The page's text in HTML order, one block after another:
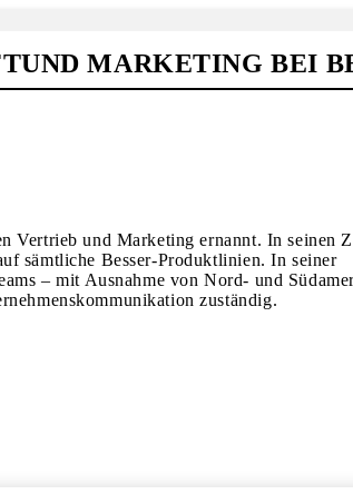
MARKETING BEI
und Marketing ernannt. In seinen
sämtliche Besser-Produktlinien. In seiner
– mit Ausnahme von Nord- und
zuständig.